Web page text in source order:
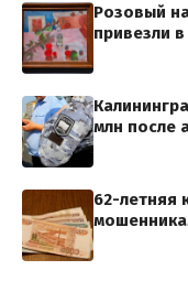
Розовый
привезли
млн после
62-летняя